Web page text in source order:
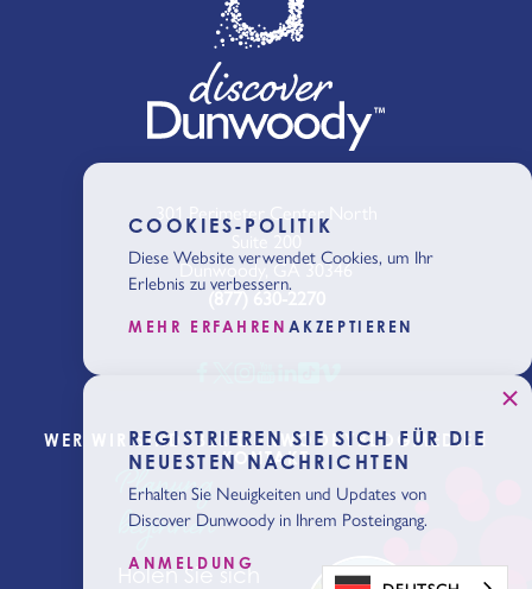
301 Perimeter Center North
Suite 200
Dunwoody, GA 30346
(877) 630-2270
WER WIR SIND ÜBER DUNWOODYBLOG MEDIEN
KONTAKT
Planung
beginnen
Holen Sie sich
COOKIES-POLITIK
Diese Website verwendet Cookies, um Ihr
Erlebnis zu verbessern.
MEHR ERFAHREN AKZEPTIEREN
REGISTRIEREN SIE SICH FÜR DIE
NEUESTEN NACHRICHTEN
Erhalten Sie Neuigkeiten und Updates von
Discover Dunwoody in Ihrem Posteingang.
ANMELDUNG